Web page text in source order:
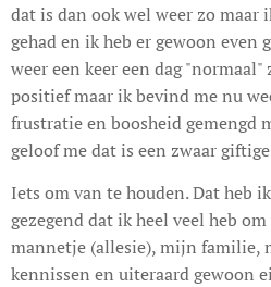
dat is dan ook wel weer zo maar
gehad en ik heb er gewoon
weer een keer een dag
positief maar ik bevind me nu
frustratie en boosheid gemengd
geloof me dat is een zwaar
Iets om van te houden. Dat heb
gezegend dat ik heel veel heb
mannetje (allesie), mijn familie,
kennissen en uiteraard gewoon